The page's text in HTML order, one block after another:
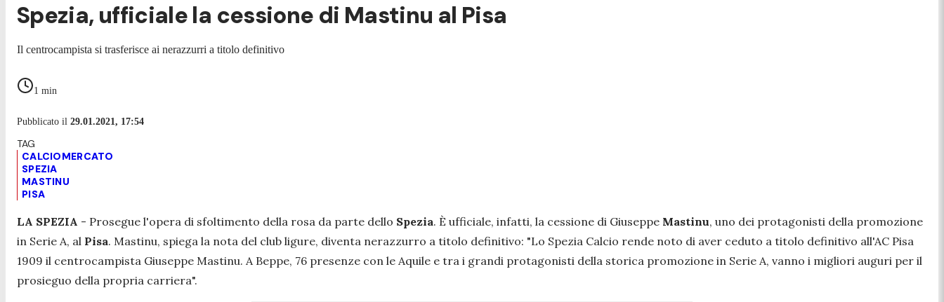
Spezia, ufficiale la cessione di Mastinu al Pisa
Il centrocampista si trasferisce ai nerazzurri a titolo definitivo
1 min
Pubblicato il 29.01.2021, 17:54
CALCIOMERCATO
SPEZIA
MASTINU
PISA
LA SPEZIA - Prosegue l'opera di sfoltimento della rosa da parte dello Spezia. È ufficiale, infatti, la cessione di Giuseppe Mastinu, uno dei protagonisti della promozione
in Serie A, al Pisa. Mastinu, spiega la nota del club ligure, diventa nerazzurro a titolo definitivo: "Lo Spezia Calcio rende noto di aver ceduto a titolo definitivo all'AC Pisa
1909 il centrocampista Giuseppe Mastinu. A Beppe, 76 presenze con le Aquile e tra i grandi protagonisti della storica promozione in Serie A, vanno i migliori auguri per il
prosieguo della propria carriera".